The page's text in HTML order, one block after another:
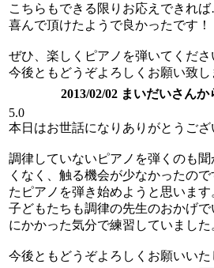
こちらもできる限りお応えできれ
喜んで頂けたようで良かったです！
ぜひ、楽しくピアノを弾いてくださ
今後ともどうぞよろしくお願い致し
2013/02/02 まいだいさん
5.0
本日はお世話になりありがとうござ
調律していないピアノを弾くのも
くなく、触る機会が少なかったの
たピアノを弾き始めようと思います
子どもたちも調律の先生のおかげ
にかかった気分で練習していました
今後ともどうぞよろしくお願いいた